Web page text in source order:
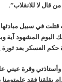
قال لا للانقلاب“.
قتلت في سبيل مبادئها
اليوم المشهود آية
العسكر بعد ثورة
وأستاذتي وقرة عيني
يقلقنا فقد